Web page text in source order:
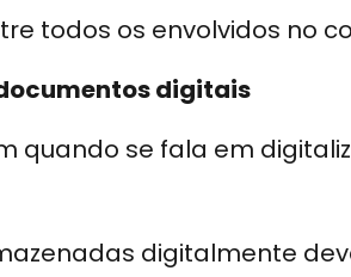
todos os envolvidos no
digitais
quando se fala em
digitalmente